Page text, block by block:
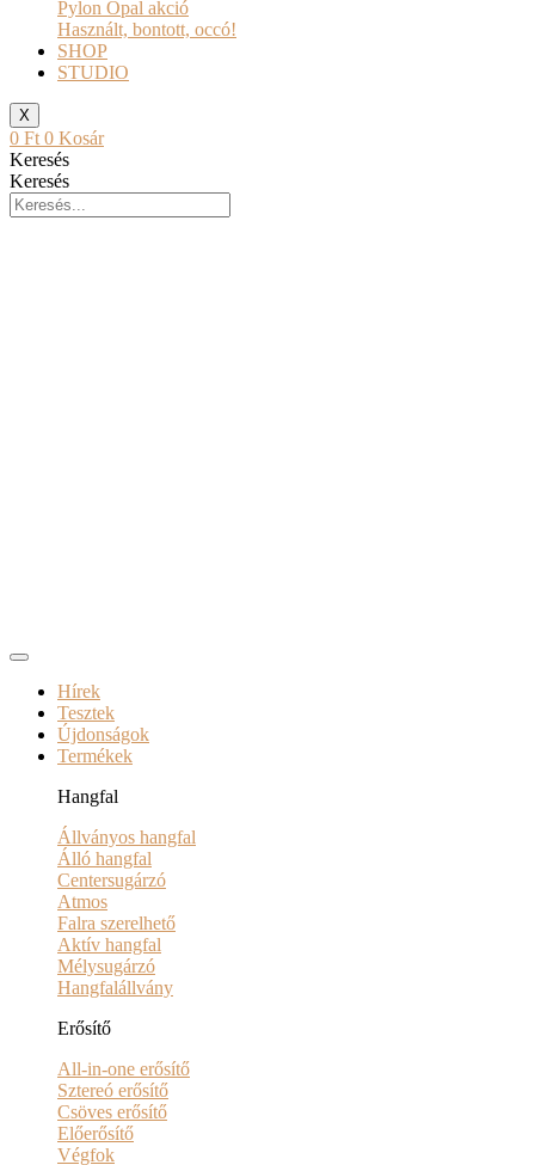
Pylon Opal akció
Használt, bontott, occó!
SHOP
STUDIO
X
0 Ft 0 Kosár
Keresés
Keresés
Hírek
Tesztek
Újdonságok
Termékek
Hangfal
Állványos hangfal
Álló hangfal
Centersugárzó
Atmos
Falra szerelhető
Aktív hangfal
Mélysugárzó
Hangfalállvány
Erősítő
All-in-one erősítő
Sztereó erősítő
Csöves erősítő
Előerősítő
Végfok